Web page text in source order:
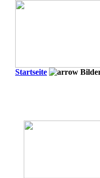
Startseite